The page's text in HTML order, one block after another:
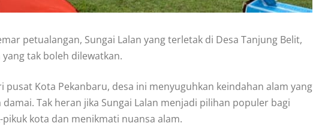
petualangan, Sungai Lalan yang terletak di Desa Tanjung Belit,
tak boleh dilewatkan.
Kota Pekanbaru, desa ini menyuguhkan keindahan alam yang
Tak heran jika Sungai Lalan menjadi pilihan populer bagi
kota dan menikmati nuansa alam.